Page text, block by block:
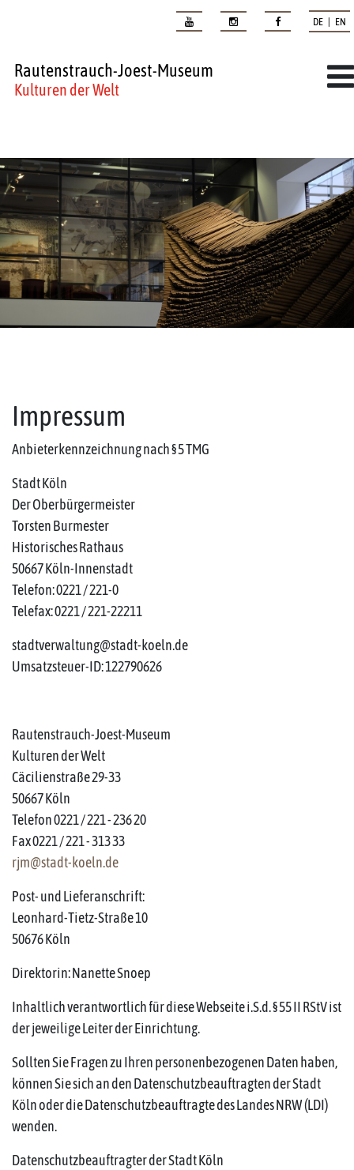
DE | EN
Rautenstrauch-Joest-Museum
Kulturen der Welt
Impressum
Anbieterkennzeichnung nach § 5 TMG
Stadt Köln
Der Oberbürgermeister
Torsten Burmester
Historisches Rathaus
50667 Köln-Innenstadt
Telefon: 0221 / 221-0
Telefax: 0221 / 221-22211
stadtverwaltung@stadt-koeln.de
Umsatzsteuer-ID: 122790626
Rautenstrauch-Joest-Museum
Kulturen der Welt
Cäcilienstraße 29-33
50667 Köln
Telefon 0221 / 221 - 236 20
Fax 0221 / 221 - 313 33
rjm@stadt-koeln.de
Post- und Lieferanschrift:
Leonhard-Tietz-Straße 10
50676 Köln
Direktorin: Nanette Snoep
Inhaltlich verantwortlich für diese Webseite i.S.d. § 55 II RStV ist
der jeweilige Leiter der Einrichtung.
Sollten Sie Fragen zu Ihren personenbezogenen Daten haben,
können Sie sich an den Datenschutzbeauftragten der Stadt
Köln oder die Datenschutzbeauftragte des Landes NRW (LDI)
wenden.
Datenschutzbeauftragter der Stadt Köln